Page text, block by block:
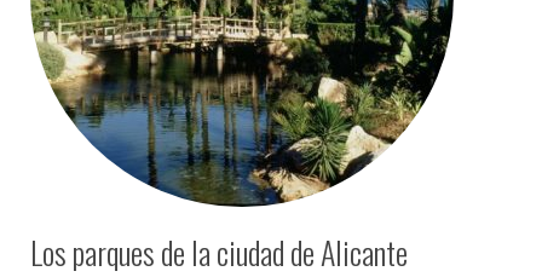
Los parques de la ciudad de Alicante